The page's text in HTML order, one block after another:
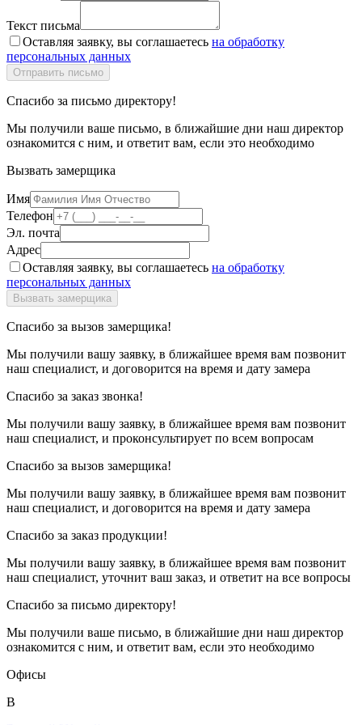
Текст письма
Оставляя заявку, вы соглашаетесь на обработку
персональных данных
Спасибо за письмо директору!
Мы получили ваше письмо, в ближайшие дни наш директор
ознакомится с ним, и ответит вам, если это необходимо
Вызвать замерщика
Имя
Телефон
Эл. почта
Адрес
Оставляя заявку, вы соглашаетесь на обработку
персональных данных
Спасибо за вызов замерщика!
Мы получили вашу заявку, в ближайшее время вам позвонит
наш специалист, и договорится на время и дату замера
Спасибо за заказ звонка!
Мы получили вашу заявку, в ближайшее время вам позвонит
наш специалист, и проконсультирует по всем вопросам
Спасибо за вызов замерщика!
Мы получили вашу заявку, в ближайшее время вам позвонит
наш специалист, и договорится на время и дату замера
Спасибо за заказ продукции!
Мы получили вашу заявку, в ближайшее время вам позвонит
наш специалист, уточнит ваш заказ, и ответит на все вопросы
Спасибо за письмо директору!
Мы получили ваше письмо, в ближайшие дни наш директор
ознакомится с ним, и ответит вам, если это необходимо
Офисы
В